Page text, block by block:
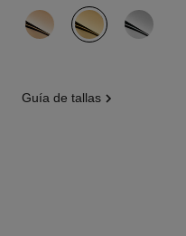
variante (3)
guía de tallas